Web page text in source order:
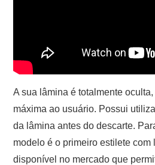
A sua lâmina é totalmente
máxima ao usuário. Possui
da lâmina antes do descarte.
modelo é o primeiro estilete com
disponível no mercado que